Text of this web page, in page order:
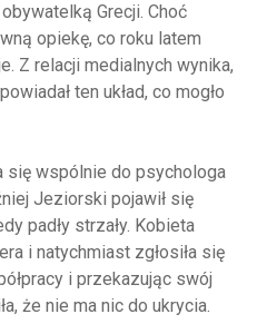
Grecji. Choć
opiekę, co roku latem
Z relacji medialnych wynika,
ten układ, co mogło
się wspólnie do psychologa
Jeziorski pojawił się
padły strzały. Kobieta
i natychmiast zgłosiła się
i przekazując swój
że nie ma nic do ukrycia.